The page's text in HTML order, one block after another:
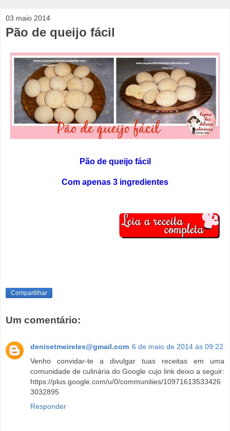
03 maio 2014
Pão de queijo fácil
Pão de queijo fácil
Com apenas 3 ingredientes
Compartilhar
Um comentário:
denisetmeireles@gmail.com 6 de maio de 2014 às 09:22
Venho convidar-te a divulgar tuas receitas em uma
comunidade de culinária do Google cujo link deixo a seguir:
https://plus.google.com/u/0/communities/10971613533426
3032895
Responder